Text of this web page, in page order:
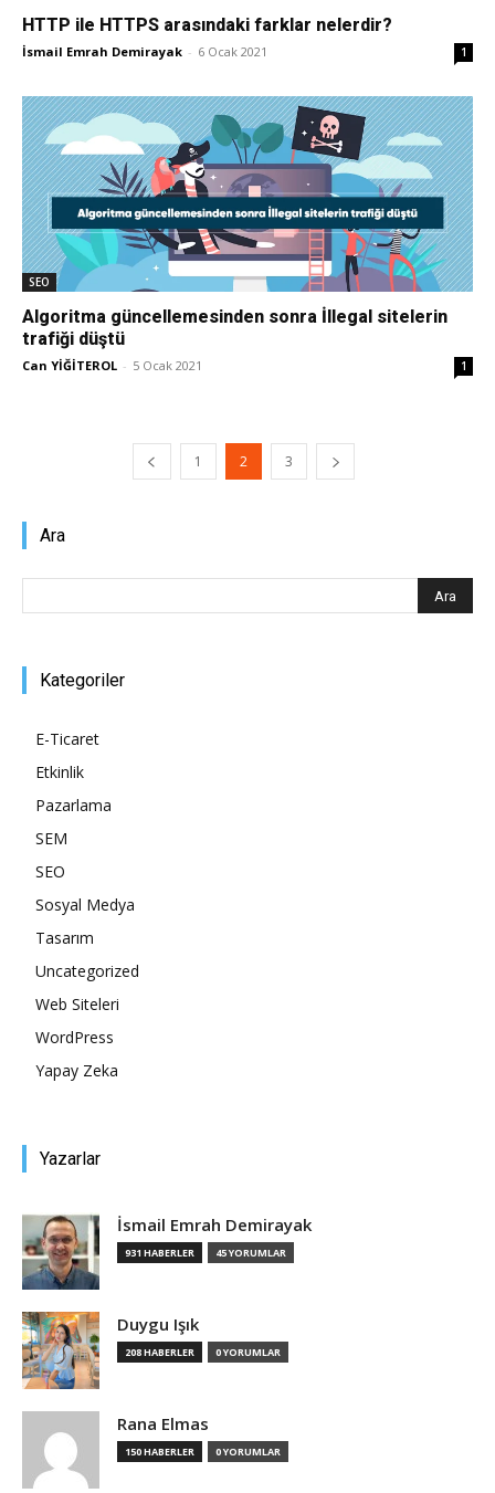
HTTP ile HTTPS arasındaki farklar nelerdir?
İsmail Emrah Demirayak - 6 Ocak 2021 1
SEO
Algoritma güncellemesinden sonra İllegal sitelerin
trafiği düştü
Can YİĞİTEROL - 5 Ocak 2021 1
1 2 3
Ara
Kategoriler
E-Ticaret
Etkinlik
Pazarlama
SEM
SEO
Sosyal Medya
Tasarım
Uncategorized
Web Siteleri
WordPress
Yapay Zeka
Yazarlar
İsmail Emrah Demirayak
931 HABERLER 45 YORUMLAR
Duygu Işık
208 HABERLER 0 YORUMLAR
Rana Elmas
150 HABERLER 0 YORUMLAR